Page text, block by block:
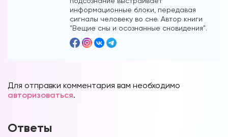
информационные блоки, передавая
сигналы человеку во сне. Автор книги
"Вещие сны и осознанные сновидения".
Для отправки комментария вам необходимо
авторизоваться.
Ответы